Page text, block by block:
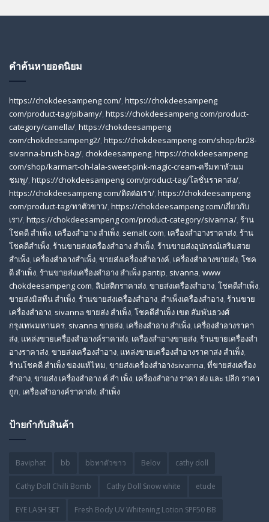
คำค้นหายอดนิยม
https://chokdeesampeng com/, https://chokdeesampeng
com/product-tag/pibamy/, https://chokdeesampeng com/product-
category/camella/, https://chokdeesampeng
com/chokdeesampeng2/, https://chokdeesampeng com/shop/br28-
sivanna-brush-bag/, chokdeesampeng, https://chokdeesampeng
com/shop/karmart-oh-lala-sweet-pink-magic-cream-ครีมทาหัวนม
ชมพู/, https://chokdeesampeng com/product-tag/โลชั่นราคาส่ง/,
https://chokdeesampeng com/ติดต่อเรา/, https://chokdeesampeng
com/product-tag/ทาตัวขาว/, https://chokdeesampeng com/เกี่ยวกับ
เรา/, https://chokdeesampeng com/product-category/sivanna/, ร้าน
โชคดี สําเพ็ง, เครื่องสำอาง สำเพ็ง, semalt com, เครื่องสำอางราคาส่ง, ร้าน
โชคดีสำเพ็ง, ร้านขายส่งเครื่องสําอาง สําเพ็ง, ร้านขายส่งอุปกรณ์เสริมสวย
สําเพ็ง, เครื่องสำอางสำเพ็ง, ขายส่งเครื่องสำอางค์, เครื่องสำอางขายส่ง, โชค
ดี สําเพ็ง, ร้านขายส่งเครื่องสําอาง สําเพ็ง pantip, sivanna, www
chokdeesampeng com, ลิปสติกราคาส่ง, ขายส่งเครื่องสำอาง, โชคดีสำเพ็ง,
ขายส่งมิสทีน สําเพ็ง, ร้านขายส่งเครื่องสำอาง, สําเพ็งเครื่องสําอาง, ร้านขาย
เครื่องสำอาง, sivanna ขายส่ง สําเพ็ง, โชคดีสำเพ็ง เขต สัมพันธวงศ์
กรุงเทพมหานคร, sivanna ขายส่ง, เครื่องสําอาง สําเพ็ง, เครื่องสําอางราคา
ส่ง, แหล่งขายเครื่องสําอางค์ราคาส่ง, เครื่องสําอางขายส่ง, ร้านขายเครื่องสํา
อางราคาส่ง, ขายส่งเครื่องสําอาง, แหล่งขายเครื่องสําอางราคาส่ง สําเพ็ง,
ร้านโชคดี สําเพ็ง ของแท้ไหม, ขายส่งเครื่องสําอางsivanna, ที่ขายส่งเครื่อง
สําอาง, ขายส่ง เครื่องสำอาง ค์ สำ เพ็ง, เครื่องสำอาง ราคา ส่ง และ ปลีก ราคา
ถูก, เครื่องสำอางค์ราคาส่ง, สำเพ็ง
ป้ายกำกับสินค้า
Baviphat bb bbทาตัวขาว Belov cathy doll
Cathy Doll Chilli Bomb Cathy Doll Snow white etude
EYE LASH SET Fresh Body UV Whitening Lotion SPF50 BB